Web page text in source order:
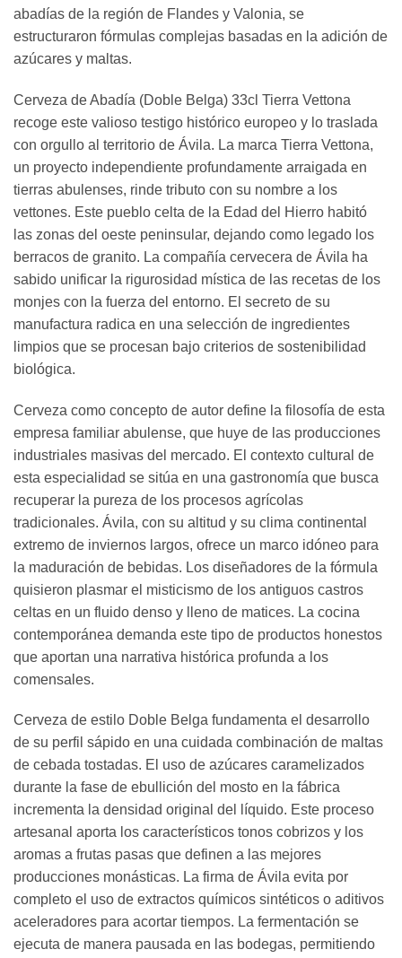
abadías de la región de Flandes y Valonia, se
estructuraron fórmulas complejas basadas en la adición de
azúcares y maltas.
Cerveza de Abadía (Doble Belga) 33cl Tierra Vettona
recoge este valioso testigo histórico europeo y lo traslada
con orgullo al territorio de Ávila. La marca Tierra Vettona,
un proyecto independiente profundamente arraigada en
tierras abulenses, rinde tributo con su nombre a los
vettones. Este pueblo celta de la Edad del Hierro habitó
las zonas del oeste peninsular, dejando como legado los
berracos de granito. La compañía cervecera de Ávila ha
sabido unificar la rigurosidad mística de las recetas de los
monjes con la fuerza del entorno. El secreto de su
manufactura radica en una selección de ingredientes
limpios que se procesan bajo criterios de sostenibilidad
biológica.
Cerveza como concepto de autor define la filosofía de esta
empresa familiar abulense, que huye de las producciones
industriales masivas del mercado. El contexto cultural de
esta especialidad se sitúa en una gastronomía que busca
recuperar la pureza de los procesos agrícolas
tradicionales. Ávila, con su altitud y su clima continental
extremo de inviernos largos, ofrece un marco idóneo para
la maduración de bebidas. Los diseñadores de la fórmula
quisieron plasmar el misticismo de los antiguos castros
celtas en un fluido denso y lleno de matices. La cocina
contemporánea demanda este tipo de productos honestos
que aportan una narrativa histórica profunda a los
comensales.
Cerveza de estilo Doble Belga fundamenta el desarrollo
de su perfil sápido en una cuidada combinación de maltas
de cebada tostadas. El uso de azúcares caramelizados
durante la fase de ebullición del mosto en la fábrica
incrementa la densidad original del líquido. Este proceso
artesanal aporta los característicos tonos cobrizos y los
aromas a frutas pasas que definen a las mejores
producciones monásticas. La firma de Ávila evita por
completo el uso de extractos químicos sintéticos o aditivos
aceleradores para acortar tiempos. La fermentación se
ejecuta de manera pausada en las bodegas, permitiendo